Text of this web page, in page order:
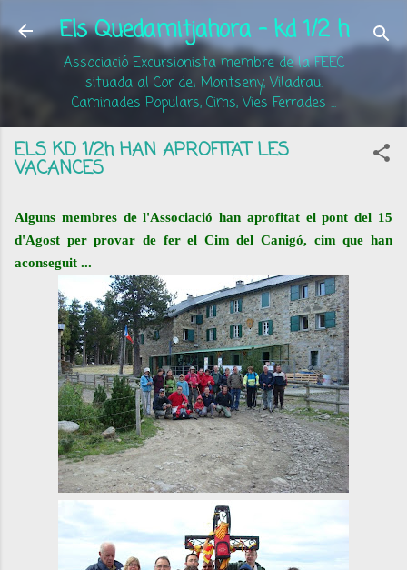
Salta al contingut principal
Els Quedamitjahora - kd 1/2 h
Associació Excursionista membre de la FEEC
situada al Cor del Montseny, Viladrau.
Caminades Populars, Cims, Vies Ferrades ...
ELS KD 1/2h HAN APROFITAT LES
VACANCES
Alguns membres de l'Associació han aprofitat el pont del 15
d'Agost per provar de fer el Cim del Canigó, cim que han
aconseguit ...